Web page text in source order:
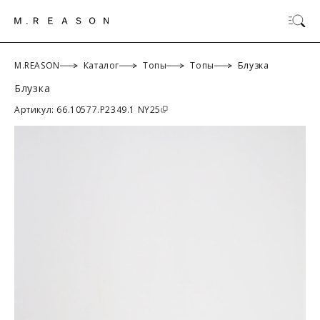
M.REASON Каталог Топы Топы Блузка
Блузка
Артикул: 66.10577.P2349.1 NY25